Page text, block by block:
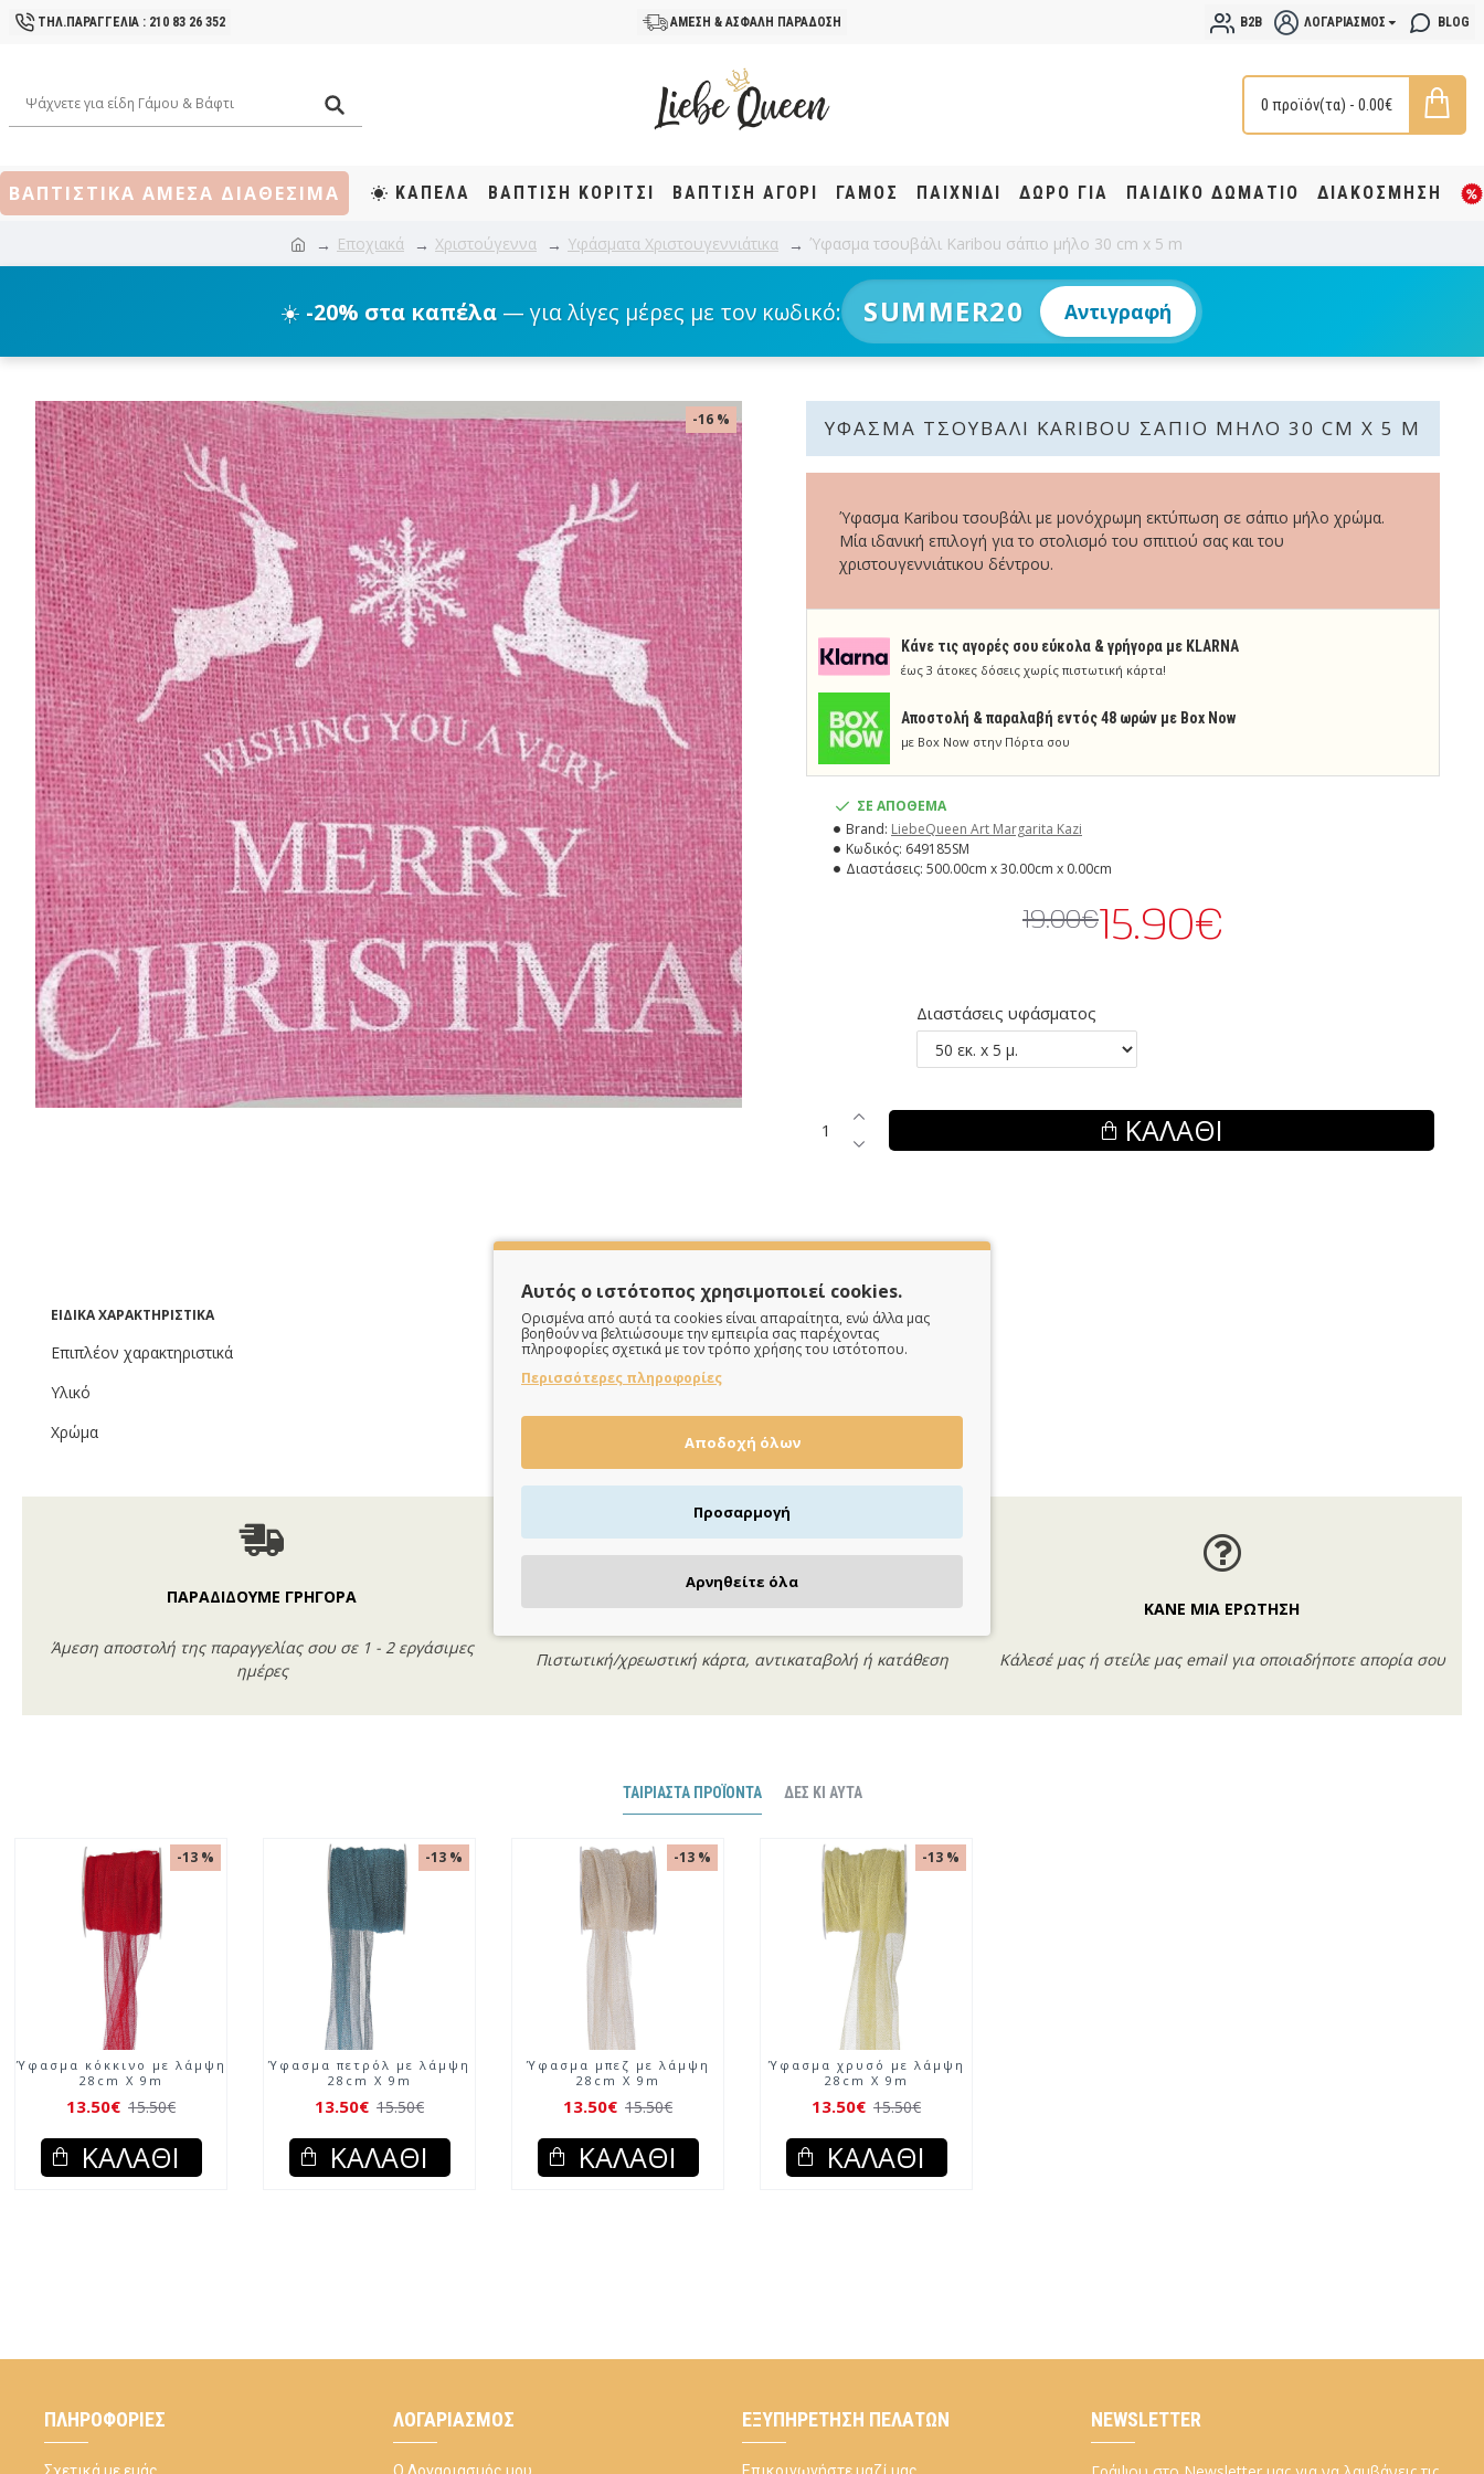
ΤΗΛ.ΠΑΡΑΓΓΕΛΙΑ : 210 83 26 352 ΑΜΕΣΗ & ΑΣΦΑΛΗ ΠΑΡΑΔΟΣΗ B2B ΛΟΓΑΡΙΑΣΜΌΣ BLOG
0 προϊόν(τα) - 0.00€
ΒΑΠΤΙΣΤΙΚΑ ΑΜΕΣΑ ΔΙΑΘΕΣΙΜΑ ΚΑΠΕΛΑ ΒΆΠΤΙΣΗ KOΡΊΤΣΙ ΒΆΠΤΙΣΗ ΑΓΌΡΙ ΓΑΜΟΣ ΠΑΙΧΝΙΔΙ ΔΩΡΟ ΓΙΑ ΠΑΙΔΙΚΟ ΔΩΜΑΤΙΟ ΔΙΑΚΟΣΜΗΣΗ
Εποχιακά Χριστούγεννα Υφάσματα Χριστουγεννιάτικα Ύφασμα τσουβάλι Karibou σάπιο μήλο 30 cm x 5 m
☀️ -20% στα καπέλα — για λίγες μέρες με τον κωδικό: SUMMER20 Αντιγραφή
-16 % ΎΦΑΣΜΑ ΤΣΟΥΒΆΛΙ KARIBOU ΣΆΠΙΟ ΜΉΛΟ 30 CM X 5 M
Κάνε τις αγορές σου εύκολα & γρήγορα με KLARNA
έως 3 άτοκες δόσεις χωρίς πιστωτική κάρτα!
Aποστολή & παραλαβή εντός 48 ωρών με Box Now
με Box Now στην Πόρτα σου
Ύφασμα Karibou τσουβάλι με μονόχρωμη εκτύπωση σε σάπιο μήλο χρώμα.
Μία ιδανική επιλογή για το στολισμό του σπιτιού σας και του
χριστουγεννιάτικου δέντρου.
ΣΕ ΑΠΟΘΕΜΑ
Brand: LiebeQueen Art Margarita Kazi
Κωδικός: 649185SM
Διαστάσεις: 500.00cm x 30.00cm x 0.00cm
15.90€
19.00€
Διαστάσεις υφάσματος
ΚΑΛΆΘΙ
SPECIFICATIONS
ΕΙΔΙΚΆ ΧΑΡΑΚΤΗΡΙΣΤΙΚΆ
Επιπλέον χαρακτηριστικά
Χριστουγεννιάτικη εκτύπωση
Υλικό
Τσουβάλι
Χρώμα
Σάπιο μήλο
ΠΑΡΑΔΙΔΟΥΜΕ ΓΡΗΓΟΡΑ
Άμεση αποστολή της παραγγελίας σου σε 1 - 2 εργάσιμες
ημέρες
ΠΛΗΡΩΝΕΙΣ ΟΠΩΣ ΘΕΣ
Πιστωτική/χρεωστική κάρτα, αντικαταβολή ή κατάθεση
ΚΑΝΕ ΜΙΑ ΕΡΩΤΗΣΗ
Κάλεσέ μας ή στείλε μας email για οποιαδήποτε απορία σου
ΤΑΙΡΙΑΣΤΆ ΠΡΟΪΌΝΤΑ ΔΕΣ ΚΙ ΑΥΤΆ
-13 %
Ύφασμα κόκκινο με λάμψη
28cm X 9m
13.50€ 15.50€
ΚΑΛΆΘΙ
-13 %
Ύφασμα πετρόλ με λάμψη
28cm X 9m
13.50€ 15.50€
ΚΑΛΆΘΙ
-13 %
Ύφασμα μπεζ με λάμψη
28cm X 9m
13.50€ 15.50€
ΚΑΛΆΘΙ
-13 %
Ύφασμα χρυσό με λάμψη
28cm X 9m
13.50€ 15.50€
ΚΑΛΆΘΙ
ΠΛΗΡΟΦΟΡΊΕΣ ΛΟΓΑΡΙΑΣΜΌΣ ΕΞΥΠΗΡΈΤΗΣΗ ΠΕΛΑΤΏΝ NEWSLETTER
Αυτός ο ιστότοπος χρησιμοποιεί cookies.
Ορισμένα από αυτά τα cookies είναι απαραίτητα, ενώ άλλα μας
βοηθούν να βελτιώσουμε την εμπειρία σας παρέχοντας
πληροφορίες σχετικά με τον τρόπο χρήσης του ιστότοπου.
Περισσότερες πληροφορίες
Αποδοχή όλων
Προσαρμογή
Αρνηθείτε όλα